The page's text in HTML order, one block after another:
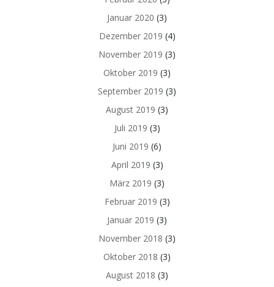
Januar 2020 (3)
Dezember 2019 (4)
November 2019 (3)
Oktober 2019 (3)
September 2019 (3)
August 2019 (3)
Juli 2019 (3)
Juni 2019 (6)
April 2019 (3)
März 2019 (3)
Februar 2019 (3)
Januar 2019 (3)
November 2018 (3)
Oktober 2018 (3)
August 2018 (3)